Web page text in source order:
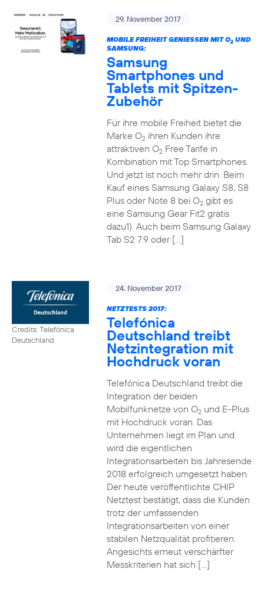
29. November 2017
MOBILE FREIHEIT GENIESSEN MIT O 2UND
SAMSUNG:
Samsung
Smartphones und
Tablets mit Spitzen-
Zubehör
Für ihre mobile Freiheit bietet die
Marke O2ihren Kunden ihre
attraktiven O2Free Tarife in
Kombination mit Top Smartphones.
Und jetzt ist noch mehr drin. Beim
Kauf eines Samsung Galaxy S8, S8
Plus oder Note 8 bei O2gibt es
eine Samsung Gear Fit2 gratis
dazu1). Auch beim Samsung Galaxy
Tab S2 7.9 oder […]
Credits: Telefónica
Deutschland
24. November 2017
NETZTESTS 2017:
Telefónica
Deutschland treibt
Netzintegration mit
Hochdruck voran
Telefónica Deutschland treibt die
Integration der beiden
Mobilfunknetze von O2und E-Plus
mit Hochdruck voran. Das
Unternehmen liegt im Plan und
wird die eigentlichen
Integrationsarbeiten bis Jahresende
2018 erfolgreich umgesetzt haben.
Der heute veröffentlichte CHIP
Netztest bestätigt, dass die Kunden
trotz der umfassenden
Integrationsarbeiten von einer
stabilen Netzqualität profitieren.
Angesichts erneut verschärfter
Messkriterien hat sich […]